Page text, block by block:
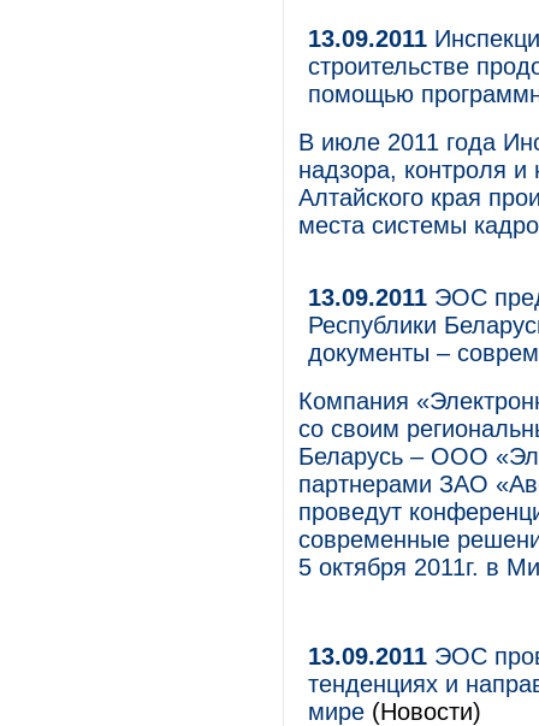
13.09.2011
строительстве
помощью
В июле 2011 года
надзора, контроля и
Алтайского края
места системы
13.09.2011 ЭОС
Республики
документы –
Компания
со своим
Беларусь – ООО
партнерами ЗАО
проведут
современные
5 октября 2011г. в
13.09.2011 ЭОС
тенденциях и
мире (Новости)